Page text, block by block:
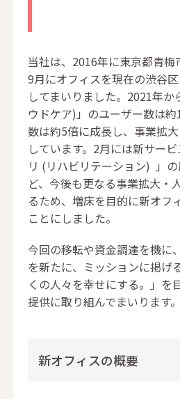
当社は、2016年に東京都青
9月にオフィスを現在の渋谷
してまいりました。2021年
ウドケア)」のユーザー数は
数は約5倍に成長し、事業拡
しています。2月には新サー
リ (リハビリテーション) 」
ど、今後も更なる事業拡大・
るため、増床を目的に新オフ
ことにしました。
今回の移転や資金調達を機に
を新たに、ミッションに掲げ
くの人々を幸せにする。」を
提供に取り組んでまいります。
新オフィスの概要